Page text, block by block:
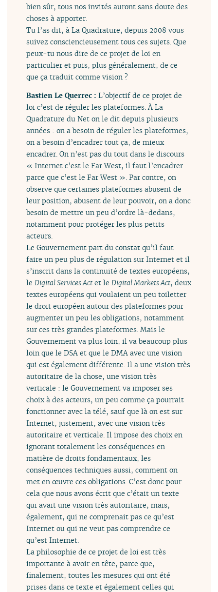
bien sûr, tous nos invités auront sans doute des
choses à apporter.
Tu l’as dit, à La Quadrature, depuis 2008 vous
suivez consciencieusement tous ces sujets. Que
peux-tu nous dire de ce projet de loi en
particulier et puis, plus généralement, de ce
que ça traduit comme vision ?
Bastien Le Querrec :L’objectif de ce projet de
loi c’est de réguler les plateformes. À La
Quadrature du Net on le dit depuis plusieurs
années : on a besoin de réguler les plateformes,
on a besoin d’encadrer tout ça, de mieux
encadrer. On n’est pas du tout dans le discours
« Internet c’est le Far West, il faut l’encadrer
parce que c’est le Far West ». Par contre, on
observe que certaines plateformes abusent de
leur position, abusent de leur pouvoir, on a donc
besoin de mettre un peu d’ordre là-dedans,
notamment pour protéger les plus petits
acteurs.
Le Gouvernement part du constat qu’il faut
faire un peu plus de régulation sur Internet et il
s’inscrit dans la continuité de textes européens,
leDigital Services Act et leDigital Markets Act, deux
textes européens qui voulaient un peu toiletter
le droit européen autour des plateformes pour
augmenter un peu les obligations, notamment
sur ces très grandes plateformes. Mais le
Gouvernement va plus loin, il va beaucoup plus
loin que le DSA et que le DMA avec une vision
qui est également différente. Il a une vision très
autoritaire de la chose, une vision très
verticale : le Gouvernement va imposer ses
choix à des acteurs, un peu comme ça pourrait
fonctionner avec la télé, sauf que là on est sur
Internet, justement, avec une vision très
autoritaire et verticale. Il impose des choix en
ignorant totalement les conséquences en
matière de droits fondamentaux, les
conséquences techniques aussi, comment on
met en œuvre ces obligations. C’est donc pour
cela que nous avons écrit que c’était un texte
qui avait une vision très autoritaire, mais,
également, qui ne comprenait pas ce qu’est
Internet ou qui ne veut pas comprendre ce
qu’est Internet.
La philosophie de ce projet de loi est très
importante à avoir en tête, parce que,
finalement, toutes les mesures qui ont été
prises dans ce texte et également celles qui